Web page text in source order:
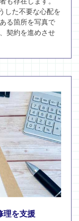
した不要な心配を
る箇所を写真で
契約を進めさせ
理を支援